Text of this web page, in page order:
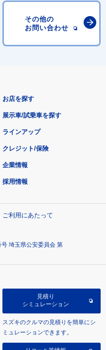
その他の
お問い合わせ
お店を探す
展示車/試乗車を探す
ラインアップ
クレジット/保険
企業情報
採用情報
ご利用にあたって
埼玉県公安委員会 第
見積り
シミュレーション
スズキのクルマの見積りを簡単にシ
ミュレーションできます。